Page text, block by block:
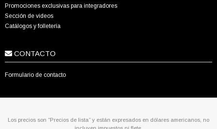
Promociones exclusivas para integradores
Sección de videos
Catálogos y folletería
CONTACTO
Formulario de contacto
Los precios son “Precios de lista” y están expresados en dólares americanos, no